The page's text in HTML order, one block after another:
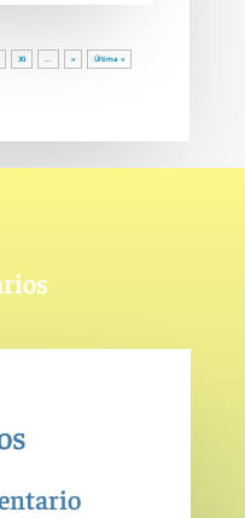
30 ... » Última »